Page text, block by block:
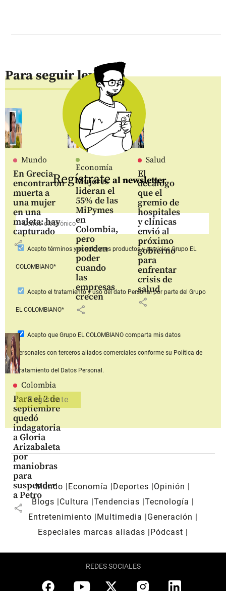
Para seguir leyendo
Mundo
En Grecia
encontraron
muerta a
una mujer
en una
maleta: hay
capturado
share
Economía
Mujeres
lideran el
55% de las
MiPymes
en
Colombia,
pero
pierden
poder
cuando
las
empresas
crecen
share
Salud
El
decálogo
que el
gremio de
hospitales
y clínicas
envió al
próximo
gobierno
para
enfrentar
crisis de
salud
share
Colombia
Para el 2 de
septiembre
quedó
indagatoria
a Gloria
Arizabaleta
por
maniobras
para
suspender
a Petro
share
Regístrate al newsletter
Aceptotérminos y condiciones productos y serviciosGrupo EL
COLOMBIANO*
Acepto el tratamiento y uso del dato Personalpor parte del Grupo
EL COLOMBIANO*
Acepto que Grupo EL COLOMBIANOcomparta mis datos
personales con terceros aliados comerciales conforme su Política de
Tratamiento del Datos Personal.
Mundo Economía Deportes
Opinión
Blogs
Cultura Tendencias Tecnología
Entretenimiento
Multimedia
Generación
Especiales marcas aliadas
Pódcast
REDES SOCIALES